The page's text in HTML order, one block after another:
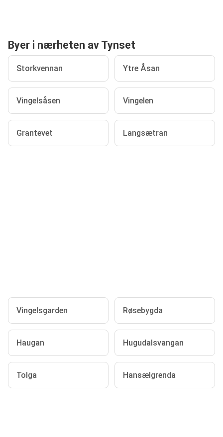
Byer i nærheten av Tynset
Storkvennan Ytre Åsan
Vingelsåsen Vingelen
Grantevet Langsætran
Vingelsgarden Røsebygda
Haugan Hugudalsvangan
Tolga Hansælgrenda